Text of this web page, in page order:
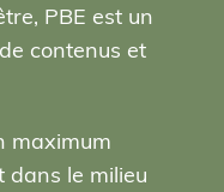
PBE est un
contenus et
maximum
dans le milieu